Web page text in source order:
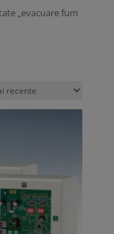
„evacuare fum